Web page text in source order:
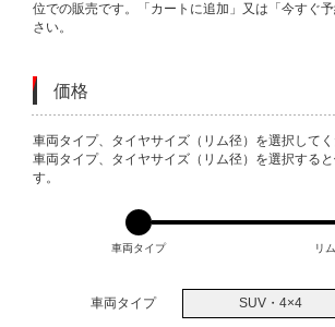
位での販売です。「カートに追加」又は「今すぐ
さい。
価格
VARIATIONS
車両タイプ、タイヤサイズ（リム径）を選択してく
車両タイプ、タイヤサイズ（リム径）を選択する
す。
車両タイプ リ
車両タイプ SUV・4×4